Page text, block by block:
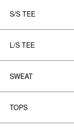
S/S TEE
L/S TEE
SWEAT
TOPS